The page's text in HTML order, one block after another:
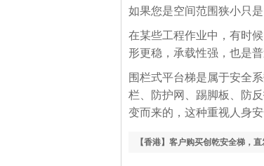
如果您是空间范围狭小只
在某些工程作业中，有时
形更稳，承载性强，也是
围栏式平台梯是属于安全
栏、防护网、踢脚板、防
变而来的，这种重视人身
【香港】客户购买创乾安全梯，